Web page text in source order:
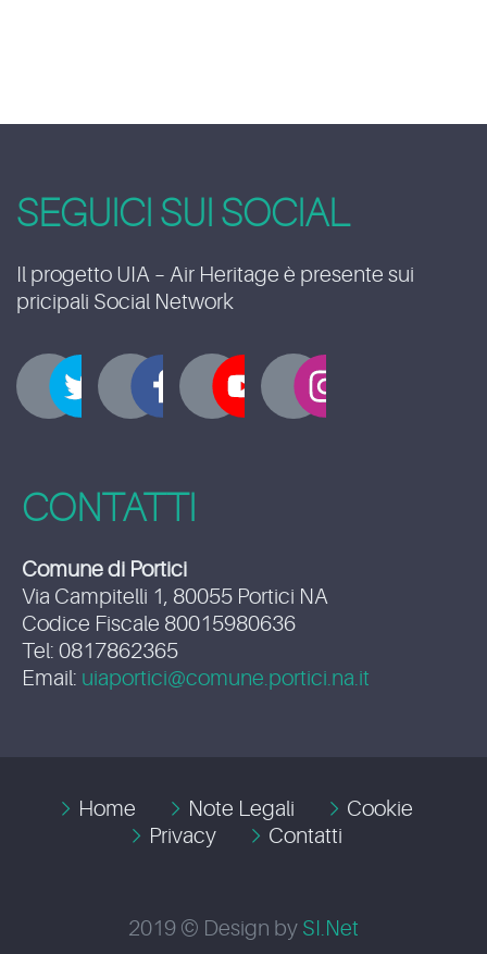
SEGUICI SUI SOCIAL
Il progetto UIA – Air Heritage è presente sui
pricipali Social Network
CONTATTI
Comune di Portici
Via Campitelli 1, 80055 Portici NA
Codice Fiscale 80015980636
Tel: 0817862365
Email: uiaportici@comune.portici.na.it
Home Note Legali
Cookie
Privacy
Contatti
2019 © Design by SI.Net